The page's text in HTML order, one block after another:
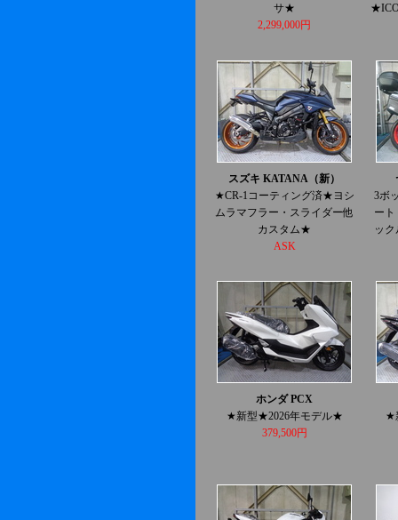
サ★
2,299,000円
スズキ KATANA（新）
★CR-1コーティング済★ヨシ
ムラマフラー・スライダー他
カスタム★
ASK
3ボ
ー
ッ
ホンダ PCX
★新型★2026年モデル★
379,500円
★